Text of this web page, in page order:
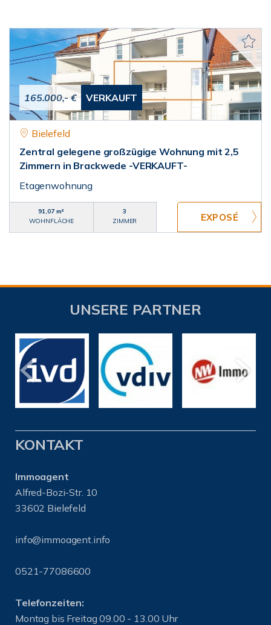
165.000,- € VERKAUFT
Bielefeld
Zentral gelegene großzügige Wohnung mit 2,5
Zimmern in Brackwede -VERKAUFT-
Etagenwohnung
91,07 m²
WOHNFLÄCHE
3
ZIMMER
UNSERE PARTNER
KONTAKT
Immoagent
Alfred-Bozi-Str. 10
33602 Bielefeld
info@immoagent.info
0521-77086600
Telefonzeiten:
Montag bis Freitag 09.00 - 13.00 Uhr